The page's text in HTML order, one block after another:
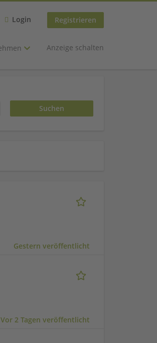
Login Registrieren
Anzeige schalten
Gestern veröffentlicht
Vor 2 Tagen veröffentlicht